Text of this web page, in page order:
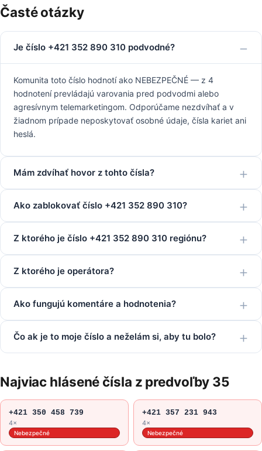
Časté otázky
Je číslo +421 352 890 310 podvodné?
Komunita toto číslo hodnotí ako NEBEZPEČNÉ — z 4
hodnotení prevládajú varovania pred podvodmi alebo
agresívnym telemarketingom. Odporúčame nezdvíhať a v
žiadnom prípade neposkytovať osobné údaje, čísla kariet ani
heslá.
Mám zdvíhať hovor z tohto čísla?
Ako zablokovať číslo +421 352 890 310?
Z ktorého je číslo +421 352 890 310 regiónu?
Z ktorého je operátora?
Ako fungujú komentáre a hodnotenia?
Čo ak je to moje číslo a neželám si, aby tu bolo?
Najviac hlásené čísla z predvoľby 35
+421 350 458 739
4×
Nebezpečné
+421 357 231 943
4×
Nebezpečné